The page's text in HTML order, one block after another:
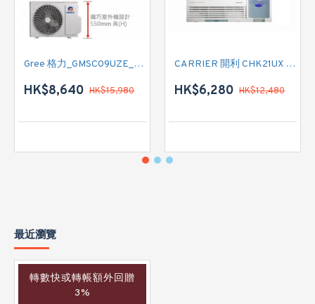
Gree 格力_GMSC09UZE_GMSC12UZE_GMSC18UZC_R32 掛牆變頻式1拖2分體冷氣機 (淨冷型)
HK$8,640 HK$15,980
CARRIER 開利 CHK21UX 二匹半 變頻淨冷窗口式冷氣機 (附遙控)
HK$6,280 HK$12,480
最近瀏覽
轉數快或轉帳額外回贈
3%